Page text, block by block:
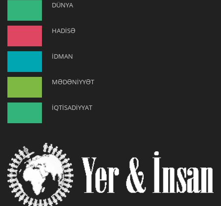
DÜNYA
HADİSƏ
İDMAN
MƏDƏNİYYƏT
İQTİSADİYYAT